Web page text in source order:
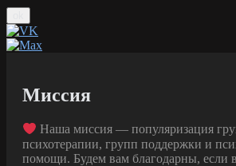
Миссия
Наша миссия — популяризация
психотерапии, групп поддержки и
помощи. Будем вам благодарны, если